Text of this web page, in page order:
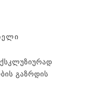
გაზრდის